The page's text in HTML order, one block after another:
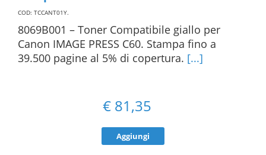
COD: TCCANT01Y.
8069B001 – Toner Compatibile giallo per
Canon IMAGE PRESS C60. Stampa fino a
39.500 pagine al 5% di copertura. [...]
€ 81,35
Aggiungi